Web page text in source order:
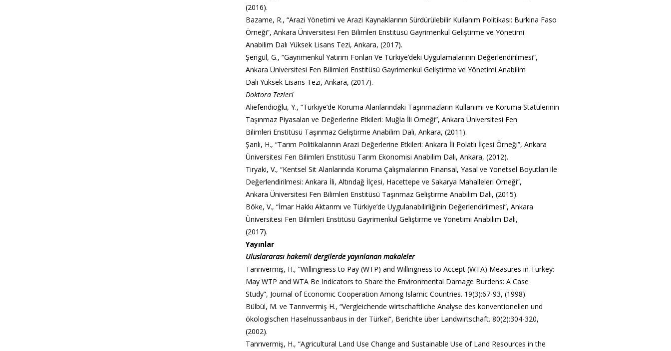
(2016).
Bazame, R., “Arazi Yönetimi ve Arazi Kaynaklarının Sürdürülebilir Kullanım Politikası: Burkina Faso
Örneği”, Ankara Üniversitesi Fen Bilimleri Enstitüsü Gayrimenkul Geliştirme ve Yönetimi
Anabilim Dalı Yüksek Lisans Tezi, Ankara, (2017).
Şengül, G., “Gayrimenkul Yatırım Fonları Ve Türkiye’deki Uygulamalarının Değerlendirilmesi”,
Ankara Üniversitesi Fen Bilimleri Enstitüsü Gayrimenkul Geliştirme ve Yönetimi Anabilim
Dalı Yüksek Lisans Tezi, Ankara, (2017).
Doktora Tezleri
Aliefendioğlu, Y., “Türkiye’de Koruma Alanlarındaki Taşınmazların Kullanımı ve Koruma Statülerinin
Taşınmaz Piyasaları ve Değerlerine Etkileri: Muğla İli Örneği”, Ankara Üniversitesi Fen
Bilimleri Enstitüsü Taşınmaz Geliştirme Anabilim Dalı, Ankara, (2011).
Şanlı, H., “Tarım Politikalarının Arazi Değerlerine Etkileri: Ankara İli Polatlı İlçesi Örneği”, Ankara
Üniversitesi Fen Bilimleri Enstitüsü Tarım Ekonomisi Anabilim Dalı, Ankara, (2012).
Tiryaki, V., “Kentsel Sit Alanlarında Koruma Çalışmalarının Finansal, Yasal ve Yönetsel Boyutları ile
Değerlendirilmesi: Ankara İli, Altındağ İlçesi, Hacettepe ve Sakarya Mahalleleri Örneği”,
Ankara Üniversitesi Fen Bilimleri Enstitüsü Taşınmaz Geliştirme Anabilim Dalı, (2015).
Böke, V., “İmar Hakkı Aktarımı ve Türkiye’de Uygulanabilirliğinin Değerlendirilmesi”, Ankara
Üniversitesi Fen Bilimleri Enstitüsü Gayrimenkul Geliştirme ve Yönetimi Anabilim Dalı,
(2017).
Yayınlar
Uluslararası hakemli dergilerde yayınlanan makaleler
Tanrıvermiş, H., “Willingness to Pay (WTP) and Willingness to Accept (WTA) Measures in Turkey:
May WTP and WTA Be Indicators to Share the Environmental Damage Burdens: A Case
Study”, Journal of Economic Cooperation Among Islamic Countries. 19(3):67-93, (1998).
Bülbül, M. ve Tanrıvermiş H., “Vergleichende wirtschaftliche Analyse des konventionellen und
ökologischen Haselnussanbaus in der Türkei“, Berichte über Landwirtschaft. 80(2):304-320,
(2002).
Tanrıvermiş, H., “Agricultural Land Use Change and Sustainable Use of Land Resources in the